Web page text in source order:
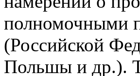
полномочными
(Российской
Польшы и др.).